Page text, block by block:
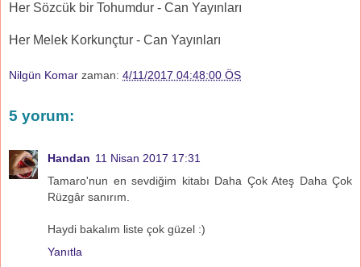
Her Sözcük bir Tohumdur - Can Yayınları
Her Melek Korkunçtur - Can Yayınları
Nilgün Komar zaman: 4/11/2017 04:48:00 ÖS
5 yorum:
Handan 11 Nisan 2017 17:31
Tamaro'nun en sevdiğim kitabı Daha Çok Ateş Daha Çok
Rüzgâr sanırım.
Haydi bakalım liste çok güzel :)
Yanıtla